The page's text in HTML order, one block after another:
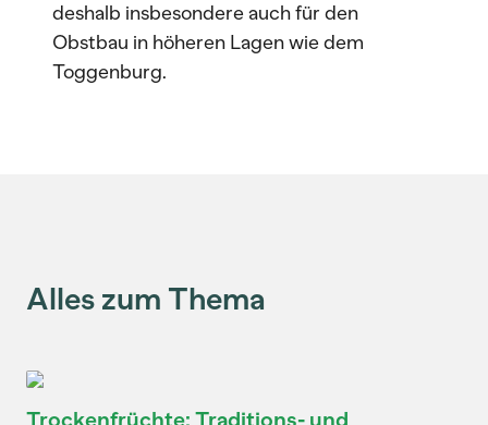
deshalb insbesondere auch für den
Obstbau in höheren Lagen wie dem
Toggenburg.
Alles zum Thema
Trockenfrüchte: Traditions- und